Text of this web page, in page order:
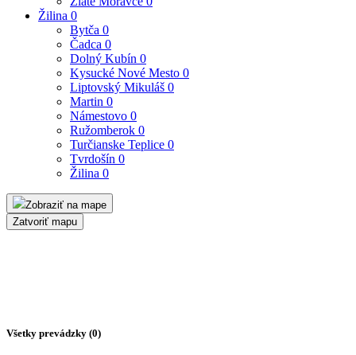
Žilina 0
Bytča 0
Čadca 0
Dolný Kubín 0
Kysucké Nové Mesto 0
Liptovský Mikuláš 0
Martin 0
Námestovo 0
Ružomberok 0
Turčianske Teplice 0
Tvrdošín 0
Žilina 0
Zobraziť na mape
Zatvoriť mapu
Všetky prevádzky (0)